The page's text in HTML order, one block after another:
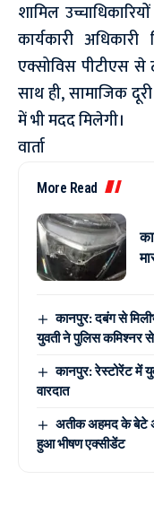
शामिल
कार्यकारी
एक्सोविस पीटीएस से
साथ ही, सामाजिक
में भी मदद मिलेगी।
वार्ता
More Read
कानपुर: दबंग से
युवती ने पुलिस कमिश्नर से
कानपुर: रेस्टोरेंट में
वारदात
अतीक अहमद के बेटे
हुआ भीषण एक्सीडेंट